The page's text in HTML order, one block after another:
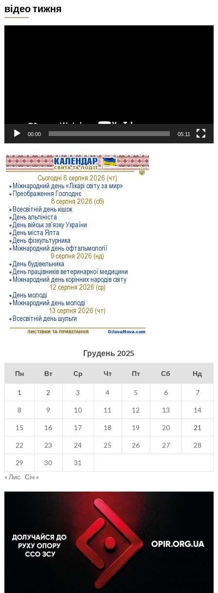
відео тижня
00:00 05:11
Грудень 2025
Пн Вт Ср Чт Пт Сб Нд
1 2 3 4 5 6 7
8 9 10 11 12 13 14
15 16 17 18 19 20 21
22 23 24 25 26 27 28
29 30
31
« Лис Січ »